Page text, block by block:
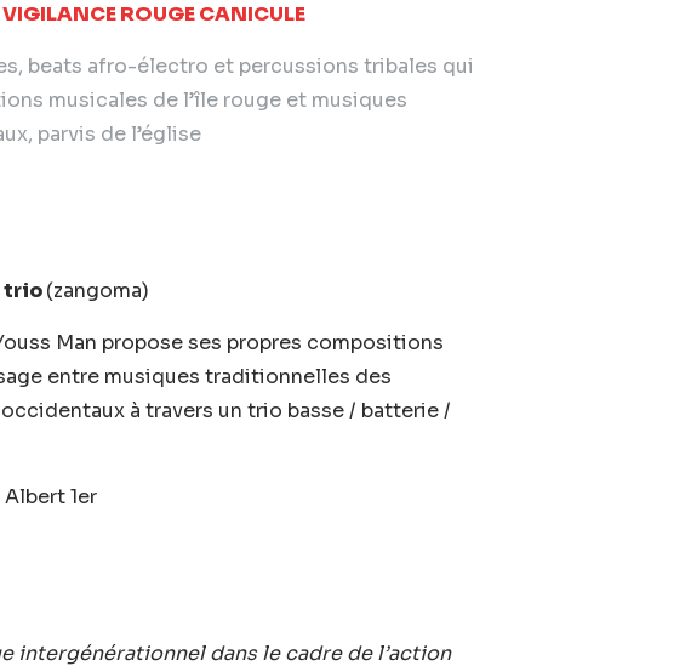
ROUGE CANICULE
beats afro-électro et percussions tribales qui
musicales de l’île rouge et musiques
parvis de l’église
trio(zangoma)
Man propose ses propres compositions
entre musiques traditionnelles des
à travers un trio basse / batterie /
1er
intergénérationnel dans le cadre de l’action